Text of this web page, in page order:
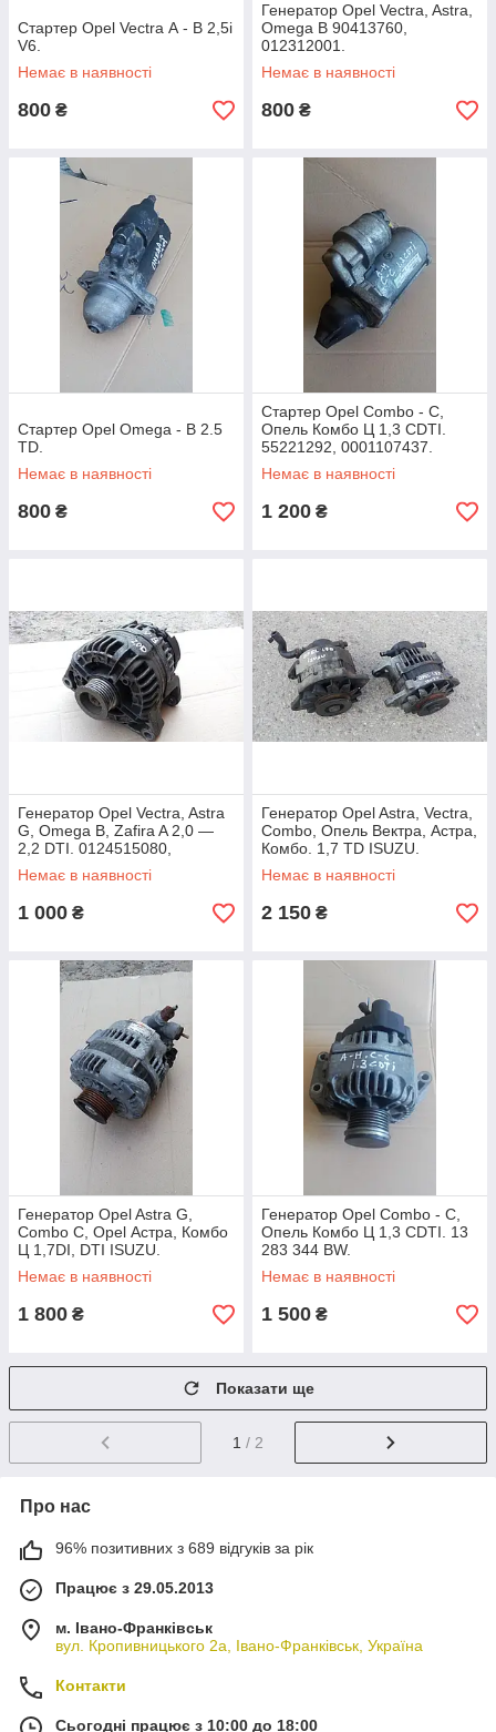
Стартер Opel Vectra А - B 2,5i
V6.
Немає в наявності
800 ₴
Генератор Opel Vectra, Astra,
Omega B 90413760,
012312001.
Немає в наявності
800 ₴
Стартер Opel Omega - B 2.5
TD.
Немає в наявності
800 ₴
Стартер Opel Combo - C,
Опель Комбо Ц 1,3 CDTI.
55221292, 0001107437.
Немає в наявності
1 200 ₴
Генератор Opel Vectra, Astra
G, Omega B, Zafira A 2,0 —
2,2 DTI. 0124515080,
24429105. 120A.
Немає в наявності
1 000 ₴
Генератор Opel Astra, Vectra,
Combo, Опель Вектра, Астра,
Комбо. 1,7 TD ISUZU.
Немає в наявності
2 150 ₴
Генератор Opel Astra G,
Combo C, Opel Астра, Комбо
Ц 1,7DI, DTI ISUZU.
0986043101, 8971891122.
Немає в наявності
1 800 ₴
Генератор Opel Combo - C,
Опель Комбо Ц 1,3 CDTI. 13
283 344 BW.
Немає в наявності
1 500 ₴
Показати ще
1 / 2
Про нас
96% позитивних з 689 відгуків за рік
Працює з 29.05.2013
м. Івано-Франківськ
вул. Кропивницького 2а, Івано-Франківськ, Україна
Контакти
Сьогодні працює з 10:00 до 18:00